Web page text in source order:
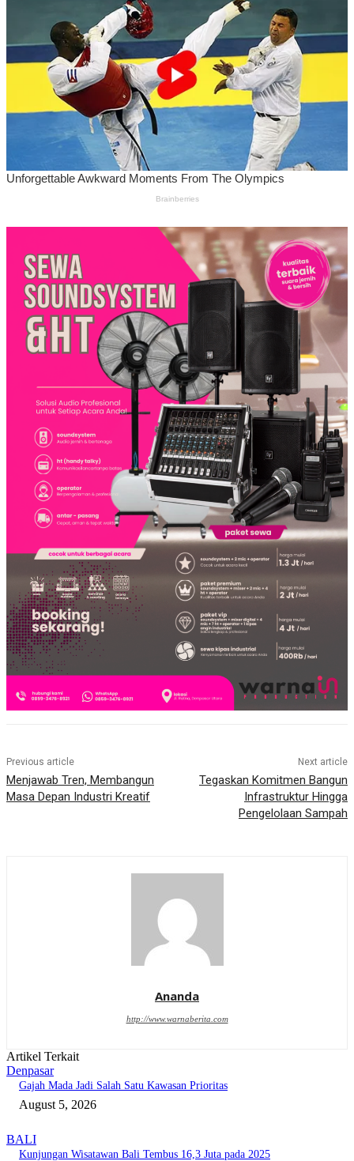
Previous article
Menjawab Tren, Membangun
Masa Depan Industri Kreatif
Next article
Tegaskan Komitmen Bangun
Infrastruktur Hingga
Pengelolaan Sampah
Ananda
http://www.warnaberita.com
Artikel Terkait
Denpasar
Gajah Mada Jadi Salah Satu Kawasan Prioritas
August 5, 2026
BALI
Kunjungan Wisatawan Bali Tembus 16,3 Juta pada 2025